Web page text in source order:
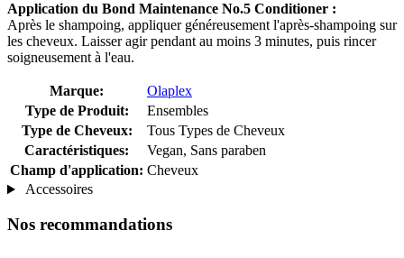
Application du Bond Maintenance No.5 Conditioner :
Après le shampoing, appliquer généreusement l'après-shampoing sur
les cheveux. Laisser agir pendant au moins 3 minutes, puis rincer
soigneusement à l'eau.
Marque:
Olaplex
Type de Produit:
Ensembles
Type de Cheveux:
Tous Types de Cheveux
Caractéristiques:
Vegan, Sans paraben
Champ d'application: Cheveux
Accessoires
Nos recommandations